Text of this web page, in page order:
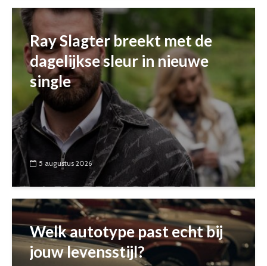
Ray Slagter breekt met de
dagelijkse sleur in nieuwe
single
5 augustus 2026
Welk autotype past echt bij
jouw levensstijl?